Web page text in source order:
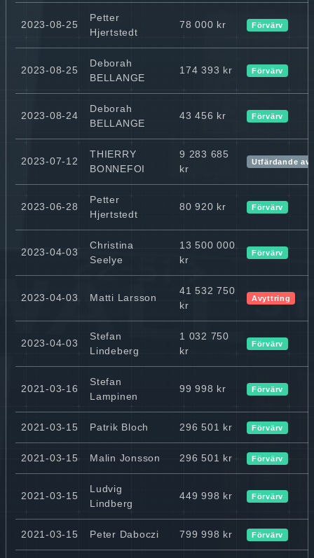
2023-08-25
Petter
Hjertstedt
78 000 kr Förvärv
2023-08-25
Deborah
BELLANGE
174 393 kr Förvärv
2023-08-24
Deborah
BELLANGE
43 456 kr Förvärv
2023-07-12
THIERRY
BONNEFOI
9 283 685
kr
Utfärdande av
2023-06-28
Petter
Hjertstedt
80 920 kr Förvärv
2023-04-03
Christina
Seelye
13 500 000
kr
Förvärv
2023-04-03 Matti Larsson
41 532 750
kr
Avyttring
2023-04-03
Stefan
Lindeberg
1 032 750
kr
Förvärv
2021-03-16
Stefan
Lampinen
99 998 kr Förvärv
2021-03-15 Patrik Bloch 296 501 kr Förvärv
2021-03-15 Malin Jonsson 296 501 kr Förvärv
2021-03-15
Ludvig
Lindberg
449 998 kr Förvärv
2021-03-15 Peter Daboczi 799 998 kr Förvärv